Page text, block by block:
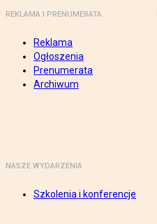
REKLAMA I PRENUMERATA
Reklama
Ogłoszenia
Prenumerata
Archiwum
NASZE WYDARZENIA
Szkolenia i konferencje